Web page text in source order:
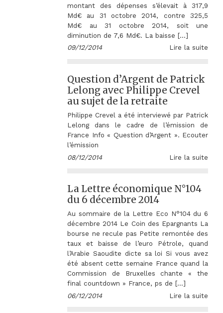
montant des dépenses s’élevait à 317,9
Md€ au 31 octobre 2014, contre 325,5
Md€ au 31 octobre 2014, soit une
diminution de 7,6 Md€. La baisse […]
09/12/2014
Lire la suite
Question d’Argent de Patrick
Lelong avec Philippe Crevel
au sujet de la retraite
Philippe Crevel a été interviewé par Patrick
Lelong dans le cadre de l’émission de
France Info « Question d’Argent ». Ecouter
l’émission
08/12/2014
Lire la suite
La Lettre économique N°104
du 6 décembre 2014
Au sommaire de la Lettre Eco N°104 du 6
décembre 2014 Le Coin des Epargnants La
bourse ne recule pas Petite remontée des
taux et baisse de l’euro Pétrole, quand
l’Arabie Saoudite dicte sa loi Si vous avez
été absent cette semaine France quand la
Commission de Bruxelles chante « the
final countdown » France, ps de […]
06/12/2014
Lire la suite